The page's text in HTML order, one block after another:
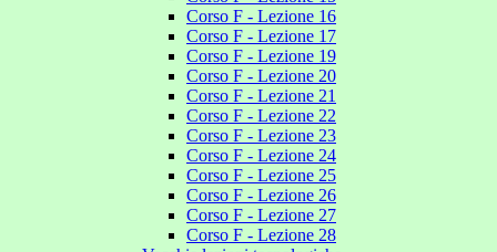
Corso F - Lezione 16
Corso F - Lezione 17
Corso F - Lezione 19
Corso F - Lezione 20
Corso F - Lezione 21
Corso F - Lezione 22
Corso F - Lezione 23
Corso F - Lezione 24
Corso F - Lezione 25
Corso F - Lezione 26
Corso F - Lezione 27
Corso F - Lezione 28